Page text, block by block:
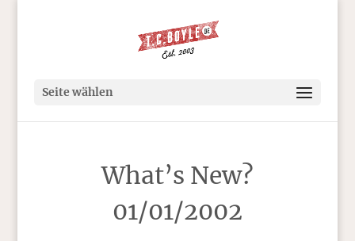
Seite wählen
What’s New?
01/01/2002